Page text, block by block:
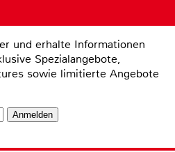
und erhalte Informationen
Spezialangebote,
sowie limitierte Angebote